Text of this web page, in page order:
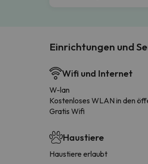
Einrichtungen und
Wifi und Internet
W-lan
Kostenloses WLAN in den
Gratis Wifi
Haustiere
Haustiere erlaubt